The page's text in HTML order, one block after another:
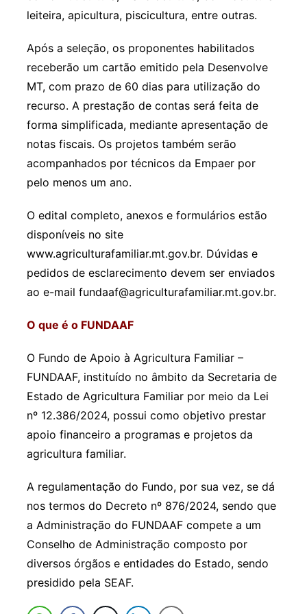
leiteira, apicultura, piscicultura, entre outras.
Após a seleção, os proponentes habilitados
receberão um cartão emitido pela Desenvolve
MT, com prazo de 60 dias para utilização do
recurso. A prestação de contas será feita de
forma simplificada, mediante apresentação de
notas fiscais. Os projetos também serão
acompanhados por técnicos da Empaer por
pelo menos um ano.
O edital completo, anexos e formulários estão
disponíveis no site
www.agriculturafamiliar.mt.gov.br. Dúvidas e
pedidos de esclarecimento devem ser enviados
ao e-mail fundaaf@agriculturafamiliar.mt.gov.br.
O que é o FUNDAAF
O Fundo de Apoio à Agricultura Familiar –
FUNDAAF, instituído no âmbito da Secretaria de
Estado de Agricultura Familiar por meio da Lei
nº 12.386/2024, possui como objetivo prestar
apoio financeiro a programas e projetos da
agricultura familiar.
A regulamentação do Fundo, por sua vez, se dá
nos termos do Decreto nº 876/2024, sendo que
a Administração do FUNDAAF compete a um
Conselho de Administração composto por
diversos órgãos e entidades do Estado, sendo
presidido pela SEAF.